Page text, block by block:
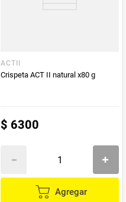
ACTII
Crispeta ACT II natural x80 g
$ 6300
Agregar